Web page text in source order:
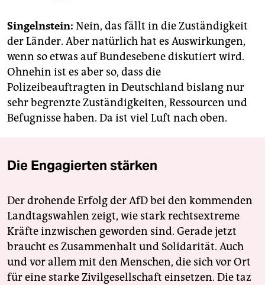
Singelnstein: Nein, das fällt in die Zuständigkeit
der Länder. Aber natürlich hat es Auswirkungen,
wenn so etwas auf Bundesebene diskutiert wird.
Ohnehin ist es aber so, dass die
Polizeibeauftragten in Deutschland bislang nur
sehr begrenzte Zuständigkeiten, Ressourcen und
Befugnisse haben. Da ist viel Luft nach oben.
Die Engagierten stärken
Der drohende Erfolg der AfD bei den kommenden
Landtagswahlen zeigt, wie stark rechtsextreme
Kräfte inzwischen geworden sind. Gerade jetzt
braucht es Zusammenhalt und Solidarität. Auch
und vor allem mit den Menschen, die sich vor Ort
für eine starke Zivilgesellschaft einsetzen. Die taz